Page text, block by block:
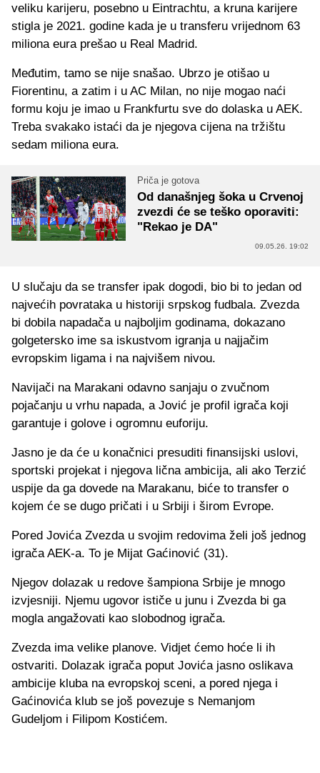
veliku karijeru, posebno u Eintrachtu, a kruna karijere
stigla je 2021. godine kada je u transferu vrijednom 63
miliona eura prešao u Real Madrid.
Međutim, tamo se nije snašao. Ubrzo je otišao u
Fiorentinu, a zatim i u AC Milan, no nije mogao naći
formu koju je imao u Frankfurtu sve do dolaska u AEK.
Treba svakako istaći da je njegova cijena na tržištu
sedam miliona eura.
Priča je gotova
Od današnjeg šoka u Crvenoj
zvezdi će se teško oporaviti:
"Rekao je DA"
09.05.26. 19:02
U slučaju da se transfer ipak dogodi, bio bi to jedan od
najvećih povrataka u historiji srpskog fudbala. Zvezda
bi dobila napadača u najboljim godinama, dokazano
golgetersko ime sa iskustvom igranja u najjačim
evropskim ligama i na najvišem nivou.
Navijači na Marakani odavno sanjaju o zvučnom
pojačanju u vrhu napada, a Jović je profil igrača koji
garantuje i golove i ogromnu euforiju.
Jasno je da će u konačnici presuditi finansijski uslovi,
sportski projekat i njegova lična ambicija, ali ako Terzić
uspije da ga dovede na Marakanu, biće to transfer o
kojem će se dugo pričati i u Srbiji i širom Evrope.
Pored Jovića Zvezda u svojim redovima želi još jednog
igrača AEK-a. To je Mijat Gaćinović (31).
Njegov dolazak u redove šampiona Srbije je mnogo
izvjesniji. Njemu ugovor ističe u junu i Zvezda bi ga
mogla angažovati kao slobodnog igrača.
Zvezda ima velike planove. Vidjet ćemo hoće li ih
ostvariti. Dolazak igrača poput Jovića jasno oslikava
ambicije kluba na evropskoj sceni, a pored njega i
Gaćinovića klub se još povezuje s Nemanjom
Gudeljom i Filipom Kostićem.